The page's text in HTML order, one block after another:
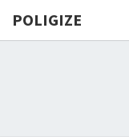
POLIGIZE